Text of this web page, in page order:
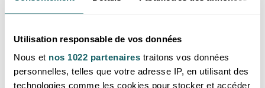
Utilisation responsable de vos données
Nous et nos 1022 partenaires traitons vos données
personnelles, telles que votre adresse IP, en utilisant des
technologies comme les cookies pour stocker et accéder